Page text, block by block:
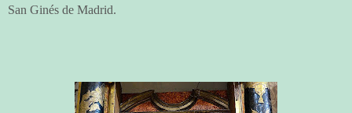
San Ginés de Madrid.